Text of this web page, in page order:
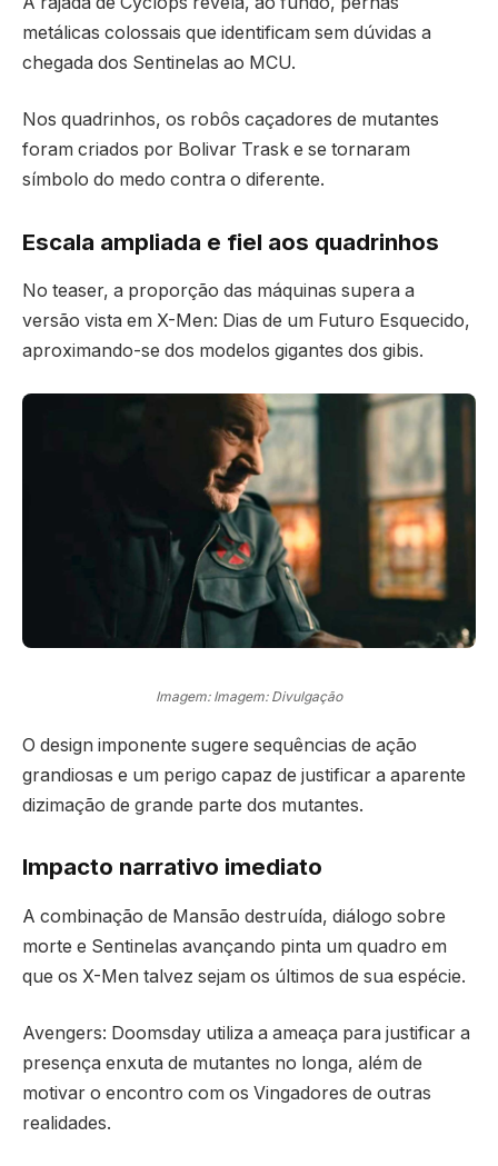
metálicas colossais que identificam sem dúvidas a
chegada dos Sentinelas ao MCU.
Nos quadrinhos, os robôs caçadores de mutantes
foram criados por Bolivar Trask e se tornaram
símbolo do medo contra o diferente.
Escala ampliada e fiel aos quadrinhos
No teaser, a proporção das máquinas supera a
versão vista em X-Men: Dias de um Futuro Esquecido,
aproximando-se dos modelos gigantes dos gibis.
Imagem: Imagem: Divulgação
O design imponente sugere sequências de ação
grandiosas e um perigo capaz de justificar a aparente
dizimação de grande parte dos mutantes.
Impacto narrativo imediato
A combinação de Mansão destruída, diálogo sobre
morte e Sentinelas avançando pinta um quadro em
que os X-Men talvez sejam os últimos de sua espécie.
Avengers: Doomsday utiliza a ameaça para justificar a
presença enxuta de mutantes no longa, além de
motivar o encontro com os Vingadores de outras
realidades.